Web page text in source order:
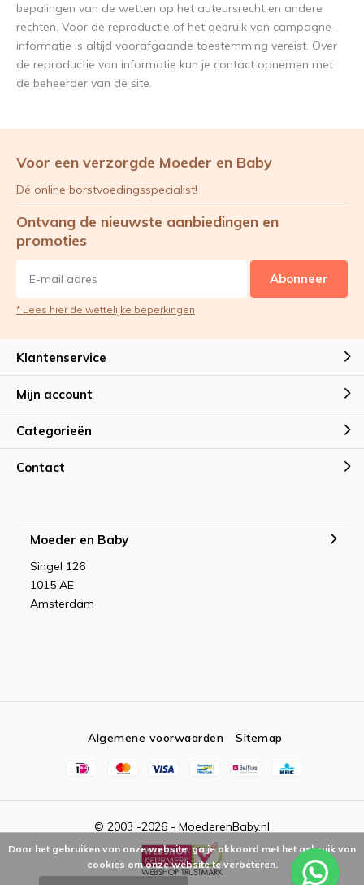
bepalingen van de wetten op het auteursrecht en andere
rechten. Voor de reproductie of het gebruik van campagne-
informatie is altijd voorafgaande toestemming vereist. Over
de reproductie van informatie kun je contact opnemen met
de beheerder van de site.
Voor een verzorgde Moeder en Baby
Dé online borstvoedingsspecialist!
Ontvang de nieuwste aanbiedingen en
promoties
Abonneer
* Lees hier de wettelijke beperkingen
Klantenservice
Mijn account
Categorieën
Contact
Moeder en Baby
Singel 126
1015 AE
Amsterdam
© 2003 -2026 - MoederenBaby.nl
Algemene voorwaarden Sitemap
Door het gebruiken van onze website, ga je akkoord met het gebruik van
cookies om onze website te verbeteren.